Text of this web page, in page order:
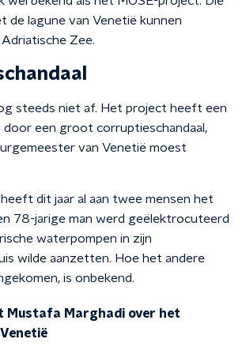
de lagune van Venetië kunnen
Zee.
steeds niet af. Het project heeft een
door een groot corruptieschandaal,
van Venetië moest
dit jaar al aan twee mensen het
78-jarige man werd geëlektrocuteerd
waterpompen in zijn
wilde aanzetten. Hoe het andere
is onbekend.
Mustafa Marghadi over het